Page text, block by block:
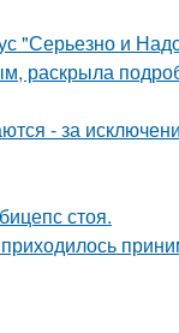
"Серьезно и
раскрыла
- за
стоя.